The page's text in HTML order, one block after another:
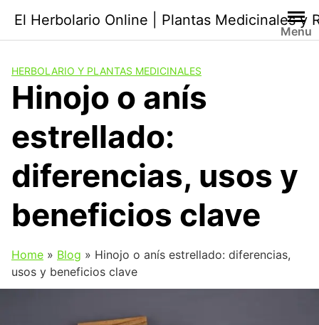
contenido
El Herbolario Online | Plantas Medicinales y
Menu
HERBOLARIO Y PLANTAS MEDICINALES
Hinojo o anís
estrellado:
diferencias, usos y
beneficios clave
Home » Blog » Hinojo o anís estrellado: diferencias,
usos y beneficios clave